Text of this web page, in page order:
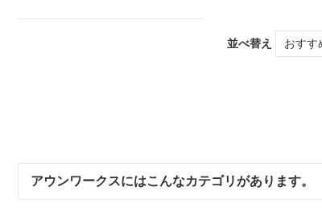
並べ替え
アウンワークスにはこんなカテゴリがあります。